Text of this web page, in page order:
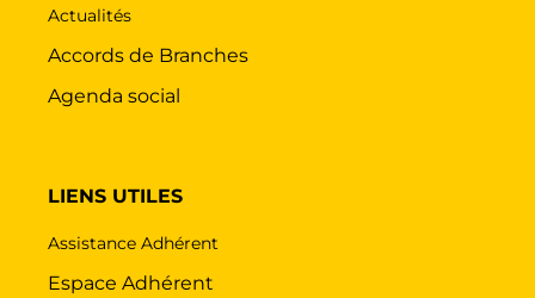
Actualités
Accords de Branches
Agenda social
LIENS UTILES
Assistance Adhérent
Espace Adhérent